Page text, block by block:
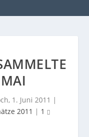
1. Juni 2011 |
2011 | 1